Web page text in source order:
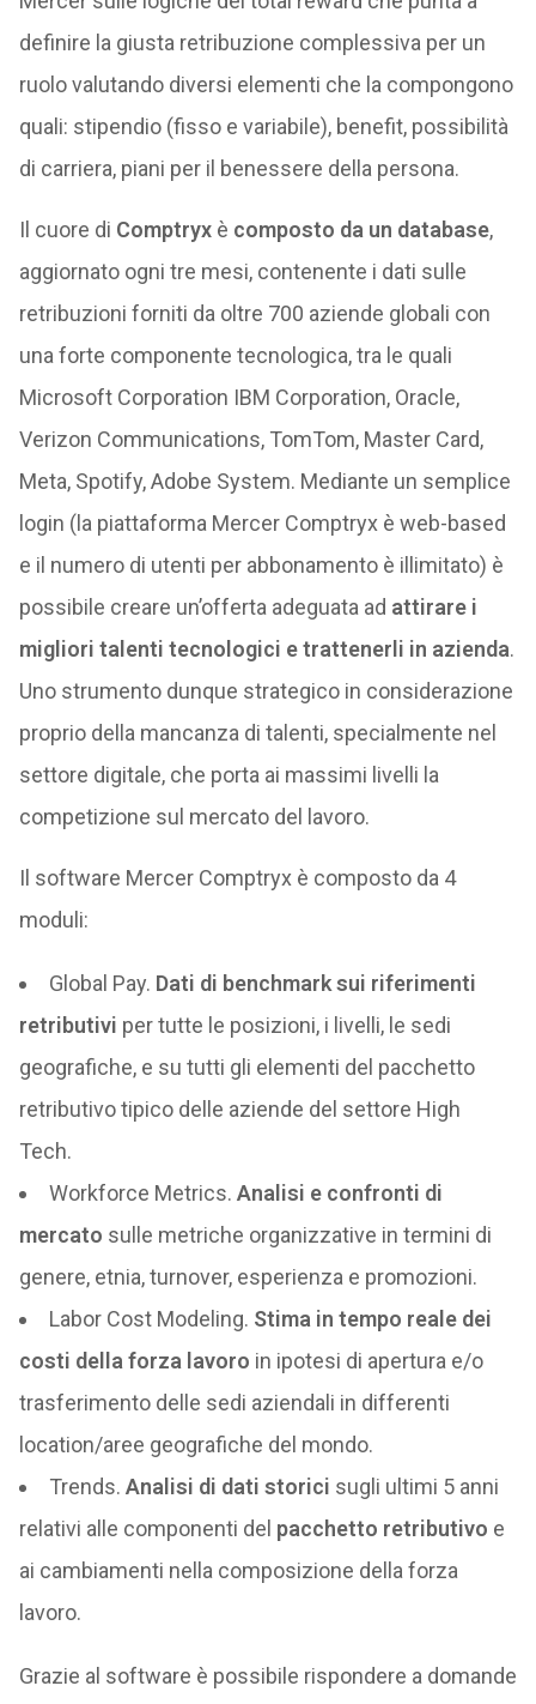
definire la giusta retribuzione complessiva per un
ruolo valutando diversi elementi che la compongono
quali: stipendio (fisso e variabile), benefit, possibilità
di carriera, piani per il benessere della persona.
Il cuore di Comptryxè composto da un database,
aggiornato ogni tre mesi, contenente i dati sulle
retribuzioni forniti da oltre 700 aziende globali con
una forte componente tecnologica, tra le quali
Microsoft Corporation IBM Corporation, Oracle,
Verizon Communications, TomTom, Master Card,
Meta, Spotify, Adobe System. Mediante un semplice
login (la piattaforma Mercer Comptryx è web-based
e il numero di utenti per abbonamento è illimitato) è
possibile creare un’offerta adeguata ad attirare i
migliori talenti tecnologici e trattenerli in azienda.
Uno strumento dunque strategico in considerazione
proprio della mancanza di talenti, specialmente nel
settore digitale, che porta ai massimi livelli la
competizione sul mercato del lavoro.
Il software Mercer Comptryx è composto da 4
moduli:
Global Pay. Dati di benchmark sui riferimenti
retributivi per tutte le posizioni, i livelli, le sedi
geografiche, e su tutti gli elementi del pacchetto
retributivo tipico delle aziende del settore High
Tech.
Workforce Metrics. Analisi e confronti di
mercato sulle metriche organizzative in termini di
genere, etnia, turnover, esperienza e promozioni.
Labor Cost Modeling. Stima in tempo reale dei
costi della forza lavoro in ipotesi di apertura e/o
trasferimento delle sedi aziendali in differenti
location/aree geografiche del mondo.
Trends. Analisi di dati storici sugli ultimi 5 anni
relativi alle componenti del pacchetto retributivo e
ai cambiamenti nella composizione della forza
lavoro.
Grazie al software è possibile rispondere a domande